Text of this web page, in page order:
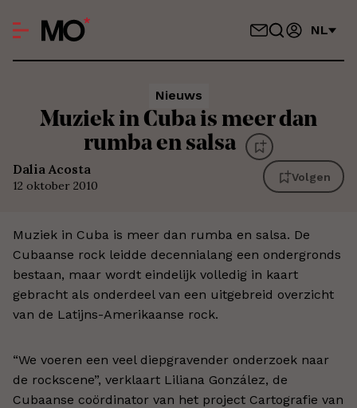
NL
Nieuws
Muziek in Cuba is meer dan
rumba en salsa
Dalia Acosta
12 oktober 2010
Volgen
Muziek in Cuba is meer dan rumba en salsa. De
Cubaanse rock leidde decennialang een ondergronds
bestaan, maar wordt eindelijk volledig in kaart
gebracht als onderdeel van een uitgebreid overzicht
van de Latijns-Amerikaanse rock.
“We voeren een veel diepgravender onderzoek naar
de rockscene”, verklaart Liliana González, de
Cubaanse coördinator van het project Cartografie van